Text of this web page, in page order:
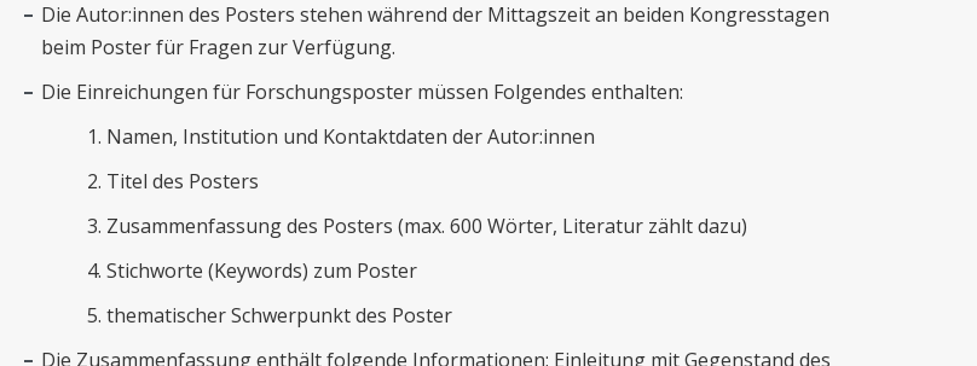
Die Autor:innen des Posters stehen während der Mittagszeit an beiden Kongresstagen
beim Poster für Fragen zur Verfügung.
Die Einreichungen für Forschungsposter müssen Folgendes enthalten:
Namen, Institution und Kontaktdaten der Autor:innen
Titel des Posters
Zusammenfassung des Posters (max. 600 Wörter, Literatur zählt dazu)
Stichworte (Keywords) zum Poster
thematischer Schwerpunkt des Poster
Die Zusammenfassung enthält folgende Informationen: Einleitung mit Gegenstand des